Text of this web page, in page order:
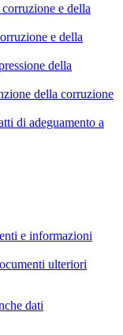
e della
e della
della
della corruzione
di adeguamento a
e informazioni
ulteriori
dati